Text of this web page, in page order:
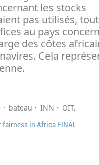
les stocks
pas utilisés,
au pays
des côtes
Cela
bateau INN OIT.
fairness in Africa FINAL